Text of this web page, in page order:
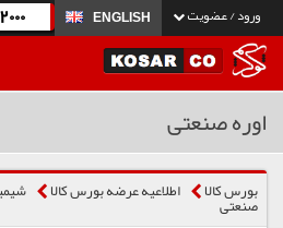
ورود / عضویت ENGLISH
اوره صنعتی
بورس کالا اطلاعیه عرضه بورس کالا
صنعتی